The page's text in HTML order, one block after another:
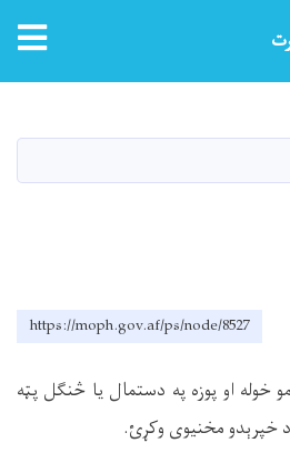
https://moph.gov.af/ps/node/8527
خوله او پوزه په دستمال یا څنګل پټه
خپرېدو مخنیوی وکړئ.